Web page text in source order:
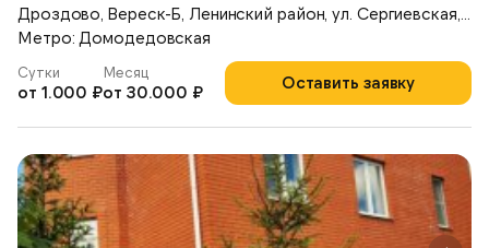
Метро: Домодедовская
Оставить заявку
Сутки
от 1.000 ₽
Месяц
от 30.000 ₽